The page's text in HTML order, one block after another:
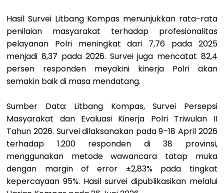
Hasil Survei Litbang Kompas menunjukkan rata-rata
penilaian masyarakat terhadap profesionalitas
pelayanan Polri meningkat dari 7,76 pada 2025
menjadi 8,37 pada 2026. Survei juga mencatat 82,4
persen responden meyakini kinerja Polri akan
semakin baik di masa mendatang.
Sumber Data: Litbang Kompas, Survei Persepsi
Masyarakat dan Evaluasi Kinerja Polri Triwulan II
Tahun 2026. Survei dilaksanakan pada 9–18 April 2026
terhadap 1.200 responden di 38 provinsi,
menggunakan metode wawancara tatap muka
dengan margin of error ±2,83% pada tingkat
kepercayaan 95%. Hasil survei dipublikasikan melalui